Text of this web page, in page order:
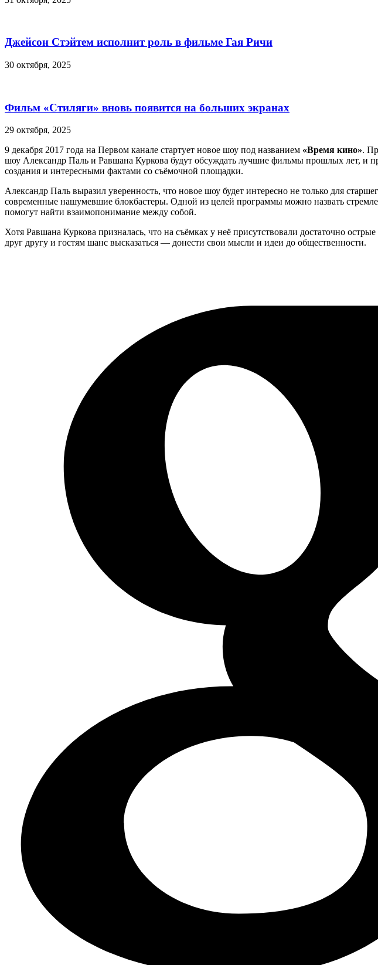
Джейсон Стэйтем исполнит роль в фильме Гая Ричи
30 октября, 2025
Фильм «Стиляги» вновь появится на больших экранах
29 октября, 2025
9 декабря 2017 года на Первом канале стартует новое шоу под названием «Время кино».
шоу Александр Паль и Равшана Куркова будут обсуждать лучшие фильмы прошлых лет, и
создания и интересными фактами со съёмочной площадки.
Александр Паль выразил уверенность, что новое шоу будет интересно не только для
современные нашумевшие блокбастеры. Одной из целей программы можно назвать
помогут найти взаимопонимание между собой.
Хотя Равшана Куркова призналась, что на съёмках у неё присутствовали достаточно
друг другу и гостям шанс высказаться — донести свои мысли и идеи до общественности.